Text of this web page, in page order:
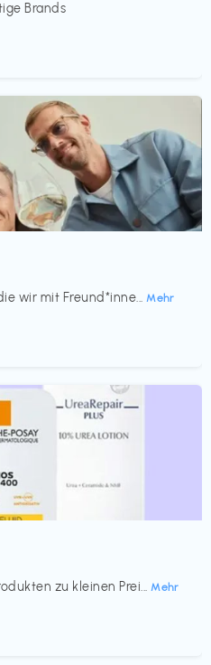
Brands
wir mit Freund*inne... Mehr
zu kleinen Prei... Mehr